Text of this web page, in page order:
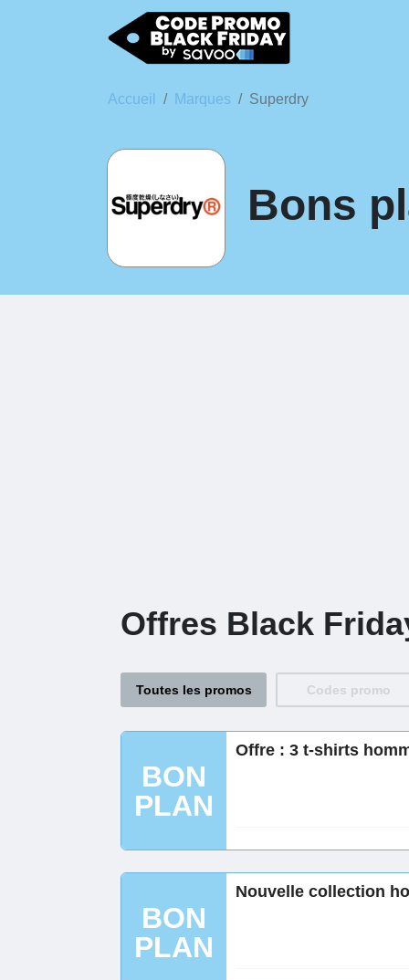
Accueil Marques Superdry
Bons
Offres Black
Toutes les promos Codes promo
BON
PLAN
Offre : 3 t-shirts
BON
PLAN
Nouvelle collection